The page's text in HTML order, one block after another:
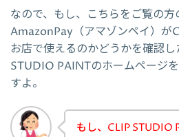
なので、もし、こちらをご覧の方
AmazonPay（アマゾンペイ）が
お店で使えるのかどうかを確認
STUDIO PAINTのホームページ
すよ。
もし、CLIP STUDIO